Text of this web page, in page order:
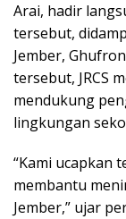
Arai, hadir
tersebut,
Jember,
tersebut, JRCS
mendukung
lingkungan
“Kami ucapkan
membantu
Jember,” ujar